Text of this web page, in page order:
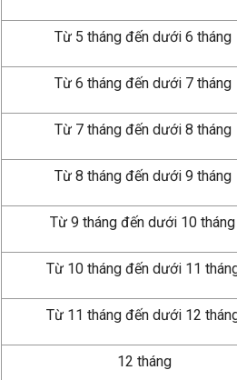
Từ 5 tháng đến dưới 6 tháng
Từ 6 tháng đến dưới 7 tháng
Từ 7 tháng đến dưới 8 tháng
Từ 8 tháng đến dưới 9 tháng
Từ 9 tháng đến dưới 10 tháng
Từ 10 tháng đến dưới 11
Từ 11 tháng đến dưới 12
12 tháng